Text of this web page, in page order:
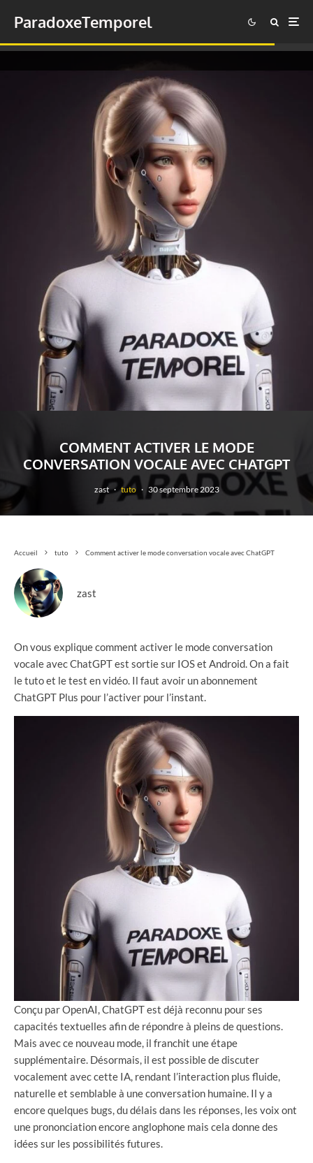
ParadoxeTemporel
COMMENT ACTIVER LE MODE
CONVERSATION VOCALE AVEC CHATGPT
zast · tuto · 30 septembre 2023
Accueil tuto Comment activer le mode conversation vocale avec ChatGPT
zast
On vous explique comment activer le mode conversation
vocale avec ChatGPT est sortie sur IOS et Android. On a fait
le tuto et le test en vidéo. Il faut avoir un abonnement
ChatGPT Plus pour l’activer pour l’instant.
Conçu par OpenAI, ChatGPT est déjà reconnu pour ses
capacités textuelles afin de répondre à pleins de questions.
Mais avec ce nouveau mode, il franchit une étape
supplémentaire. Désormais, il est possible de discuter
vocalement avec cette IA, rendant l’interaction plus fluide,
naturelle et semblable à une conversation humaine. Il y a
encore quelques bugs, du délais dans les réponses, les voix ont
une prononciation encore anglophone mais cela donne des
idées sur les possibilités futures.